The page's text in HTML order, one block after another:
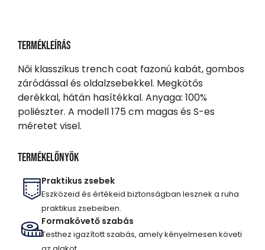
Termékleírás
Női klasszikus trench coat fazonú kabát, gombos
záródással és oldalzsebekkel. Megkötős
derékkal, hátán hasítékkal. Anyaga: 100%
poliészter. A modell 175 cm magas és S-es
méretet visel.
Termékelőnyök
Praktikus zsebek
Eszközeid és értékeid biztonságban lesznek a ruha
praktikus zsebeiben.
Formakövető szabás
Testhez igazított szabás, amely kényelmesen követi